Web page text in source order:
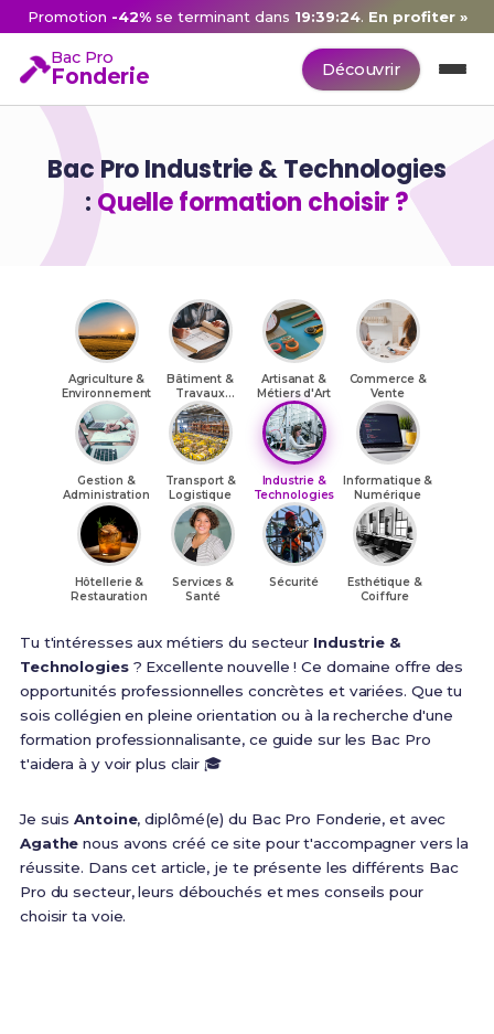
Promotion -42% se terminant dans 19:39:23. En profiter »
Bac Pro
Fonderie Découvrir
Bac Pro Industrie & Technologies
: Quelle formation choisir ?
Agriculture &
Environnement
Bâtiment &
Travaux
Publics
Artisanat &
Métiers d'Art
Commerce &
Vente
Gestion &
Administration
Transport &
Logistique
Industrie &
Technologies
Informatique &
Numérique
Hôtellerie &
Restauration
Services &
Santé
Sécurité
Esthétique &
Coiffure
Tu t'intéresses aux métiers du secteur Industrie &
Technologies? Excellente nouvelle ! Ce domaine offre des
opportunités professionnelles concrètes et variées. Que tu
sois collégien en pleine orientation ou à la recherche d'une
formation professionnalisante, ce guide sur les Bac Pro
t'aidera à y voir plus clair 🎓
Je suisAntoine, diplômé(e) du Bac Pro Fonderie, et avec
Agathe nous avons créé ce site pour t'accompagner vers la
réussite. Dans cet article, je te présente les différents Bac
Pro du secteur, leurs débouchés et mes conseils pour
choisir ta voie.